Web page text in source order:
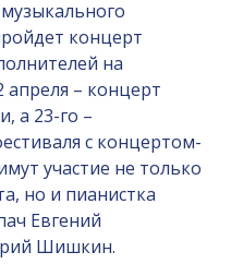
концерт
на
апреля – концерт
а 23-го –
с концертом-
участие не только
но и пианистка
Евгений
Шишкин.